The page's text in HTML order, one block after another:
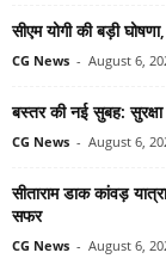
सीएम योगी की बड़ी
CG News - August 6,
बस्तर की नई सुबह:
CG News - August 6,
सीताराम डाक कांवड़
सफर
CG News - August 6,